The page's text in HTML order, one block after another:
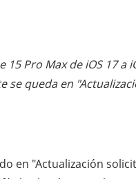
Pro Max de iOS 17 a
queda en
en "Actualización